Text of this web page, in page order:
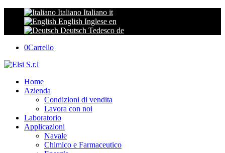
Italiano Italiano it
English Inglese en
Deutsch Tedesco de
0Carrello
Home
Azienda
Condizioni di vendita
Lavora con noi
Laboratorio
Applicazioni
Navale
Chimico e Farmaceutico